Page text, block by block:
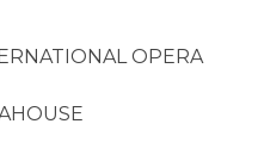
OPERA